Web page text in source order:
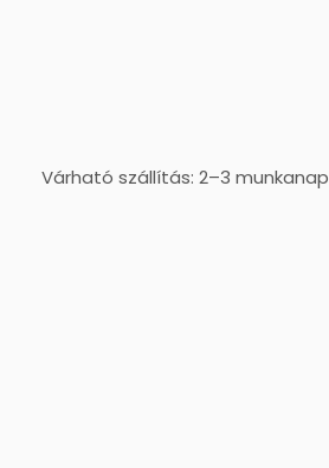
Várható szállítás: 2–3 munkanap